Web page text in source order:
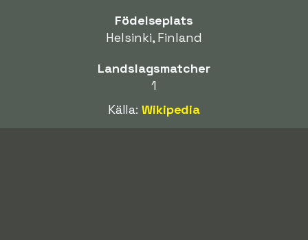
Födelseplats
Helsinki, Finland
Landslagsmatcher
1
Källa:Wikipedia